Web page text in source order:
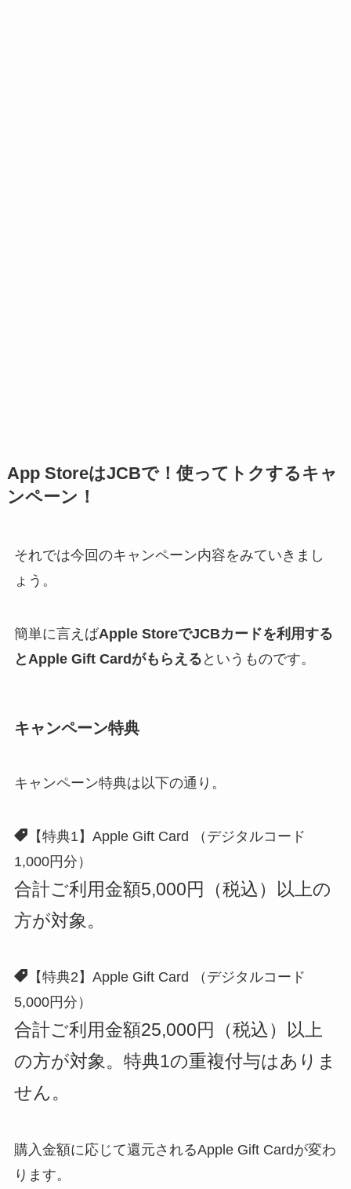
App StoreはJCBで！使ってトクするキャ
ンペーン！
それでは今回のキャンペーン内容をみていきまし
ょう。
簡単に言えばApple StoreでJCBカードを利用する
とApple Gift Cardがもらえる というものです。
キャンペーン特典
キャンペーン特典は以下の通り。
【特典1】Apple Gift Card （デジタルコード
1,000円分）
合計ご利用金額5,000円（税込）以上の
方が対象。
【特典2】Apple Gift Card （デジタルコード
5,000円分）
合計ご利用金額25,000円（税込）以上
の方が対象。特典1の重複付与はありま
せん。
購入金額に応じて還元されるApple Gift Cardが変わ
ります。